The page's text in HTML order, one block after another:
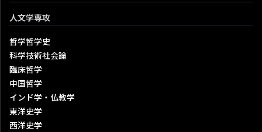
人文学専攻
哲学哲学史
科学技術社会論
臨床哲学
中国哲学
インド学・仏教学
東洋史学
西洋史学